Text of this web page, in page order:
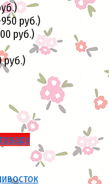
)
950 руб.)
руб.)
руб.)